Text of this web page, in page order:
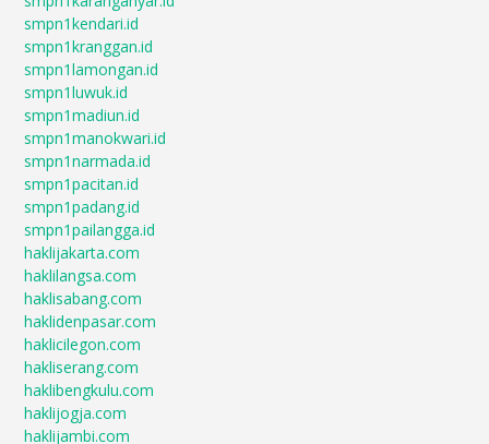
smpn1kendari.id
smpn1kranggan.id
smpn1lamongan.id
smpn1luwuk.id
smpn1madiun.id
smpn1manokwari.id
smpn1narmada.id
smpn1pacitan.id
smpn1padang.id
smpn1pailangga.id
haklijakarta.com
haklilangsa.com
haklisabang.com
haklidenpasar.com
haklicilegon.com
hakliserang.com
haklibengkulu.com
haklijogja.com
haklijambi.com